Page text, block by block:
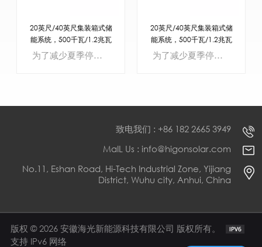
20英尺/40英尺集装箱式储
能系统，500千瓦/1.2兆瓦
时，农场一体化集装箱解决
方案
为了减少夏季停电造成的生产损失，海光推出了20英尺高能量密度储能系统（ESS）。该系统直流侧由六个200kWh锂电池储能单元组成，交流侧采用MEGA系列PCS，通过EMS运行策略与电网友好交互，并在限电期间为客户提供电力支持。
20英尺/40英尺集装箱式储
能系统，500千瓦/1.2兆瓦
时，农场一体化集装箱解决
方案
为了减少夏季停电造成的生产损失，海光推出了20英尺高能量密度储能系统（ESS）。该系统直流侧由六个200kWh锂电池储能单元组成，交流侧采用MEGA系列PCS，通过EMS运行策略与电网友好交互，并在限电期间为客户提供电力支持。
了解更多
致电我们 : +86 182 2665 3949
MaIL Us : info@higonsolar.com
No.11, Eshan Road, Hi-Tech Industrial Zone, Yijiang
District, Wuhu city, Anhui, China
版权 © 2026 安徽海光新能源科技有限公司 版权所有。
支持 IPv6 网络